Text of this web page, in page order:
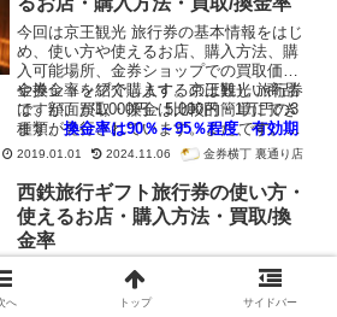
満のお釣りは現金で出し、1,000円以上の
で出します。日本旅行ギフトカードはプリ
は出ません。金券ショップで購入するのは
取・換金は簡単にできます。換金率は
心の金券ショップほど買取価格が高くなる
今回は京王観光 旅行券の基本情報をはじ
め、使い方や使えるお店、購入方法、購
入可能場所、金券ショップでの買取価格
や換金率を紹介します。京王観光 旅行券
は、額面が1,000円・5,000円・1万円の3
種類が発行されています。また、有効期
限はありません。なお、京王観光 旅行券
お釣りの出し方が特殊
のお釣りは現金で出し、1,000円以上のお
釣りは京王観光の旅行券で出します。
金券ショップで購入するのは難しい商品
ですが、買取・換金は比較的簡単にでき
ます。換金率は90％～95％程度です。都
心の金券ショップほど買取価格が高くな
る傾向にあります。ただ、マイナーな旅
行券なので、買取価格が低い金券ショッ
プや、買取不可となる金券ショップもあ
るので注意してください。
2019.01.01 2024.11.06 金券横丁 裏通り店
西鉄旅行ギフト旅行券の使い方・
使えるお店・購入方法・買取/換
金率
券の基本情報をはじめ、使い方や使えるお
所、金券ショップでの買取価格や換金率を
ト旅行券は、額面が1,000円・5,000円・1
へ トップ サイドバー